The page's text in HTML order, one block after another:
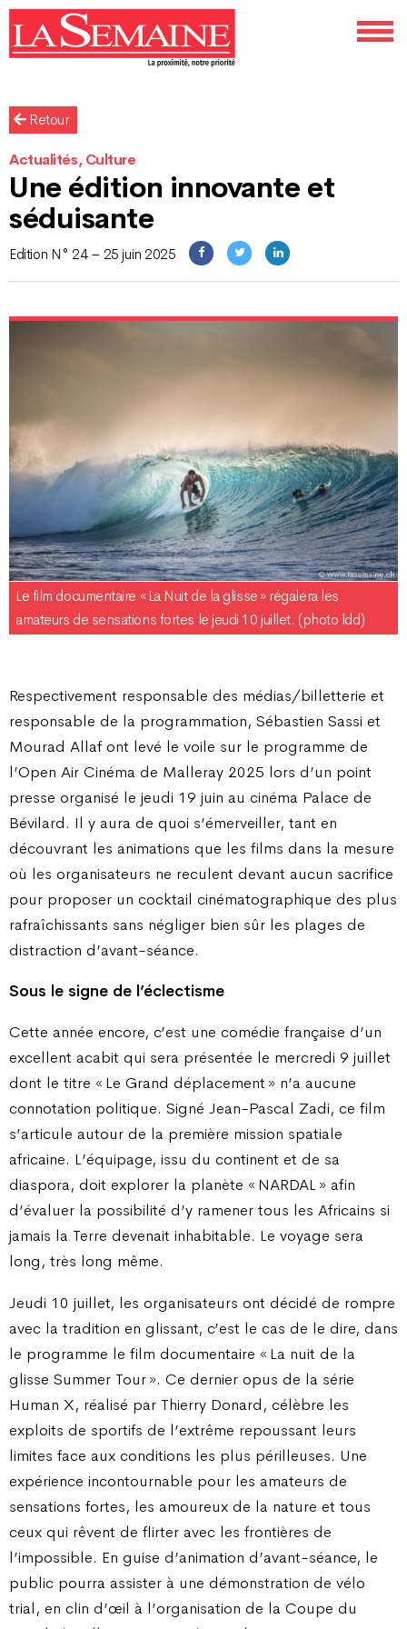
Retour
Actualités, Culture
Une édition innovante et
séduisante
Edition N° 24 – 25 juin 2025
Le film documentaire « La Nuit de la glisse » régalera les
amateurs de sensations fortes le jeudi 10 juillet. (photo ldd)
Respectivement responsable des médias/billetterie et
responsable de la programmation, Sébastien Sassi et
Mourad Allaf ont levé le voile sur le programme de
l’Open Air Cinéma de Malleray 2025 lors d’un point
presse organisé le jeudi 19 juin au cinéma Palace de
Bévilard. Il y aura de quoi s’émerveiller, tant en
découvrant les animations que les films dans la mesure
où les organisateurs ne reculent devant aucun sacrifice
pour proposer un cocktail cinématographique des plus
rafraîchissants sans négliger bien sûr les plages de
distraction d’avant-séance.
Sous le signe de l’éclectisme
Cette année encore, c’est une comédie française d’un
excellent acabit qui sera présentée le mercredi 9 juillet
dont le titre « Le Grand déplacement » n’a aucune
connotation politique. Signé Jean-Pascal Zadi, ce film
s’articule autour de la première mission spatiale
africaine. L’équipage, issu du continent et de sa
diaspora, doit explorer la planète « NARDAL » afin
d’évaluer la possibilité d’y ramener tous les Africains si
jamais la Terre devenait inhabitable. Le voyage sera
long, très long même.
Jeudi 10 juillet, les organisateurs ont décidé de rompre
avec la tradition en glissant, c’est le cas de le dire, dans
le programme le film documentaire « La nuit de la
glisse Summer Tour ». Ce dernier opus de la série
Human X, réalisé par Thierry Donard, célèbre les
exploits de sportifs de l’extrême repoussant leurs
limites face aux conditions les plus périlleuses. Une
expérience incontournable pour les amateurs de
sensations fortes, les amoureux de la nature et tous
ceux qui rêvent de flirter avec les frontières de
l’impossible. En guise d’animation d’avant-séance, le
public pourra assister à une démonstration de vélo
trial, en clin d’œil à l’organisation de la Coupe du